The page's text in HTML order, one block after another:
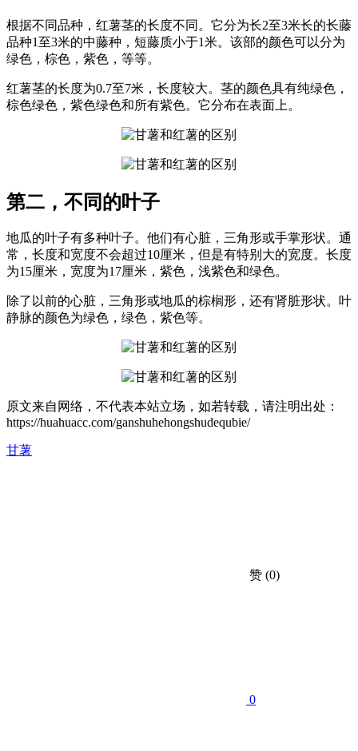
根据不同品种，红薯茎的长度不同。它分为长2至3米长的长藤
品种1至3米的中藤种，短藤质小于1米。该部的颜色可以分为
绿色，棕色，紫色，等等。
红薯茎的长度为0.7至7米，长度较大。茎的颜色具有纯绿色，
棕色绿色，紫色绿色和所有紫色。它分布在表面上。
第二，不同的叶子
地瓜的叶子有多种叶子。他们有心脏，三角形或手掌形状。通
常，长度和宽度不会超过10厘米，但是有特别大的宽度。长度
为15厘米，宽度为17厘米，紫色，浅紫色和绿色。
除了以前的心脏，三角形或地瓜的棕榈形，还有肾脏形状。叶
静脉的颜色为绿色，绿色，紫色等。
原文来自网络，不代表本站立场，如若转载，请注明出处：
https://huahuacc.com/ganshuhehongshudequbie/
甘薯
赞 (0)
0